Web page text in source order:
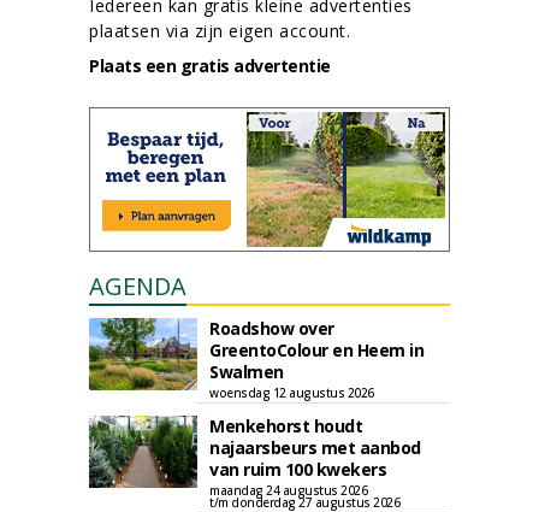
Iedereen kan gratis kleine advertenties
plaatsen via zijn eigen account.
Plaats een gratis advertentie
AGENDA
Roadshow over
GreentoColour en Heem in
Swalmen
woensdag 12 augustus 2026
Menkehorst houdt
najaarsbeurs met aanbod
van ruim 100 kwekers
maandag 24 augustus 2026
t/m donderdag 27 augustus 2026